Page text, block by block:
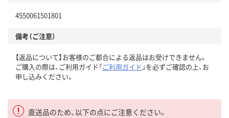
4550061501801
備考（ご注意）
【返品について】お客様のご都合による返品はお受けできません。
ご購入の際は、ご利用ガイド「ご利用ガイド 」を必ずご確認の上、お
申し込みください。
直送品のため、以下の点にご注意ください。